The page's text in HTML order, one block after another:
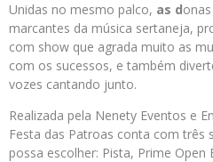
Unidas no mesmo palco, as d
marcantes da música sertaneja,
com show que agrada muito as
com os sucessos, e também
vozes cantando junto.
Realizada pela Nenety Eventos e
Festa das Patroas conta com três
possa escolher: Pista, Prime